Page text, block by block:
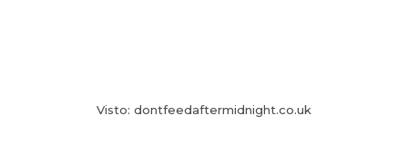
Visto: dontfeedaftermidnight.co.uk